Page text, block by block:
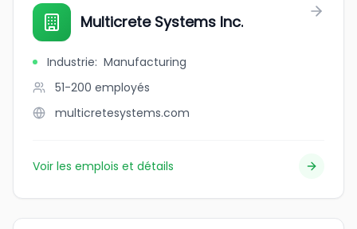
Multicrete Systems Inc.
Industrie: Manufacturing
51-200 employés
multicretesystems.com
Voir les emplois et détails